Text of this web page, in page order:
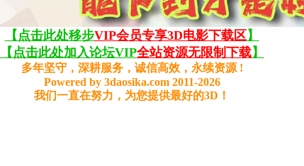
【点击此处移步VIP会员专享3D电影下载区】
【点击此处加入论坛VIP全站资源无限制下载】
多年坚守，深耕服务，诚信高效，永续资源 !
Powered by 3daosika.com 2011-2026
我们一直在努力，为您提供最好的3D！